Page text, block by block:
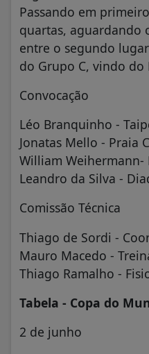
Passando em
quartas, aguardando
entre o segundo
do Grupo C, vindo do
Convocação
Léo Branquinho -
Jonatas Mello - Praia
William Weihermann-
Leandro da Silva -
Comissão Técnica
Thiago de Sordi -
Mauro Macedo -
Thiago Ramalho -
Tabela - Copa do
2 de junho